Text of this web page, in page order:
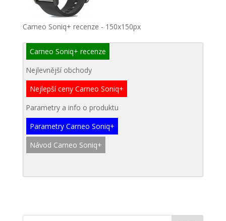
Carneo Soniq+ recenze - 150x150px
Carneo Soniq+ recenze
Nejlevnější obchody
Nejlepší ceny Carneo Soniq+
Parametry a info o produktu
Parametry Carneo Soniq+
Návod Carneo Soniq+